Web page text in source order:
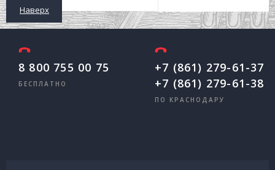
Наверх
8 800 755 00 75
БЕСПЛАТНО
+7 (861) 279-61-37
+7 (861) 279-61-38
ПО КРАСНОДАРУ